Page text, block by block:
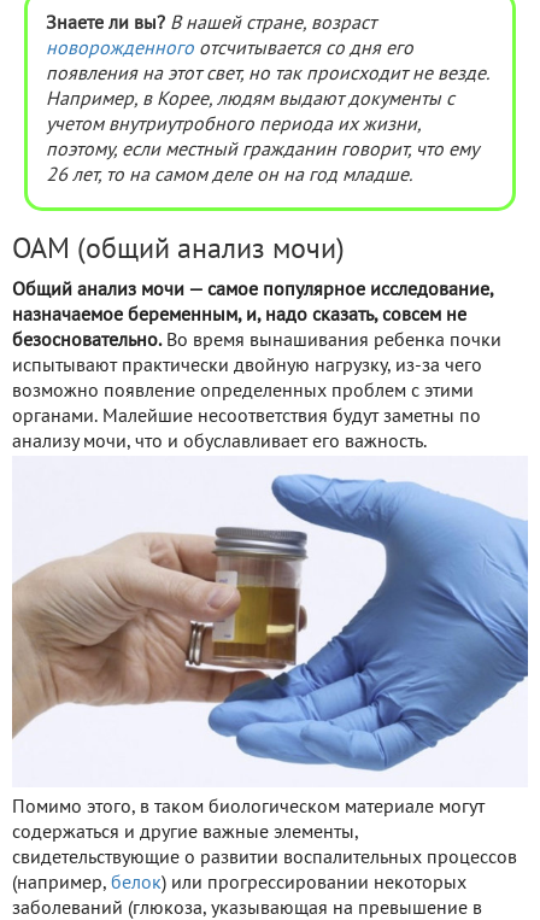
Знаете ли вы? В нашей стране, возраст
новорожденного отсчитывается со дня его
появления на этот свет, но так происходит не везде.
Например, в Корее, людям выдают документы с
учетом внутриутробного периода их жизни,
поэтому, если местный гражданин говорит, что ему
26 лет, то на самом деле он на год младше.
ОАМ (общий анализ мочи)
Общий анализ мочи — самое популярное исследование,
назначаемое беременным, и, надо сказать, совсем не
безосновательно. Во время вынашивания ребенка почки
испытывают практически двойную нагрузку, из-за чего
возможно появление определенных проблем с этими
органами. Малейшие несоответствия будут заметны по
анализу мочи, что и обуславливает его важность.
Помимо этого, в таком биологическом материале могут
содержаться и другие важные элементы,
свидетельствующие о развитии воспалительных процессов
(например, белок) или прогрессировании некоторых
заболеваний (глюкоза, указывающая на превышение в